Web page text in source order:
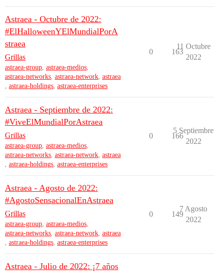
Astraea - Octubre de 2022:
#ElHalloweenYElMundialPorA
straea
Grillas
astraea-group, astraea-medios,
astraea-networks, astraea-network, astraea
, astraea-holdings, astraea-enterprises
0 163
11 Octubre
2022
Astraea - Septiembre de 2022:
#ViveElMundialPorAstraea
Grillas
astraea-group, astraea-medios,
astraea-networks, astraea-network, astraea
, astraea-holdings, astraea-enterprises
0 166
5 Septiembre
2022
Astraea - Agosto de 2022:
#AgostoSensacionalEnAstraea
Grillas
astraea-group, astraea-medios,
astraea-networks, astraea-network, astraea
, astraea-holdings, astraea-enterprises
0 149
7 Agosto
2022
Astraea - Julio de 2022: ¡7 años